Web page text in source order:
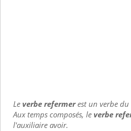
Leverbe refermerest un verbe du
Aux temps composés, leverbe
l'auxiliaire avoir.